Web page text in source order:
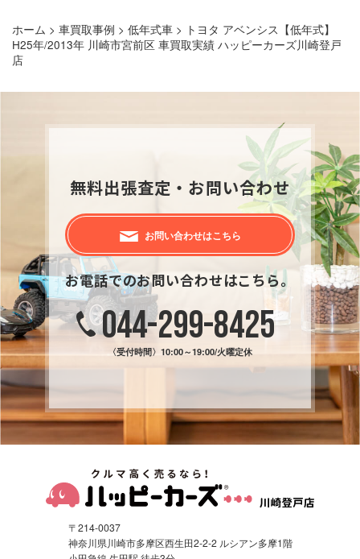
ホーム > 車買取事例 > 低年式車 > トヨタ アベンシス【低年式】
H25年/2013年 川崎市宮前区 車買取実績 ハッピーカーズ川崎登戸
店
無料出張査定・お問い合わせ
お問い合わせはこちら
お電話でのお問い合わせはこちら。
044-299-8425
〈受付時間〉 10:00～19:00/火曜定休
〒214-0037
神奈川県川崎市多摩区西生田2-2-2 ルシアン多摩1階